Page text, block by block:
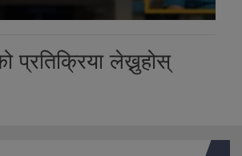
प्रतिक्रिया लेख्नुहोस्